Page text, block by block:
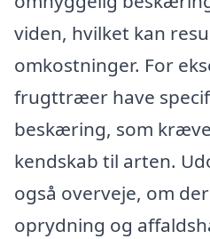
viden, hvilket kan
omkostninger. For
frugttræer have
beskæring, som
kendskab til arten.
også overveje, om
oprydning og